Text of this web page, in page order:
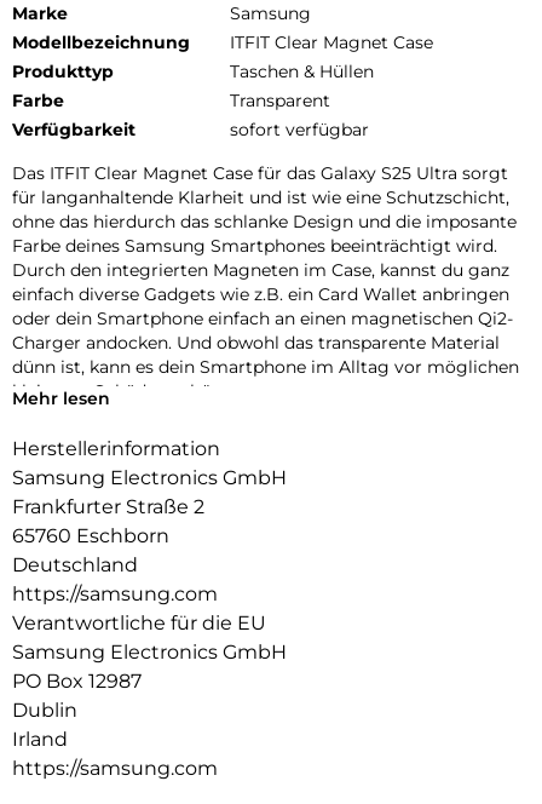
Marke
Samsung
Modellbezeichnung
ITFIT Clear Magnet Case
Produkttyp
Taschen & Hüllen
Farbe
Transparent
Verfügbarkeit
sofort verfügbar
Das ITFIT Clear Magnet Case für das Galaxy S25 Ultra sorgt
für langanhaltende Klarheit und ist wie eine Schutzschicht,
ohne das hierdurch das schlanke Design und die imposante
Farbe deines Samsung Smartphones beeinträchtigt wird.
Durch den integrierten Magneten im Case, kannst du ganz
einfach diverse Gadgets wie z.B. ein Card Wallet anbringen
oder dein Smartphone einfach an einen magnetischen Qi2-
Charger andocken. Und obwohl das transparente Material
dünn ist, kann es dein Smartphone im Alltag vor möglichen
kleineren Schäden schützen.
Mehr lesen
Herstellerinformation
Samsung Electronics GmbH
Frankfurter Straße 2
65760 Eschborn
Deutschland
https://samsung.com
Verantwortliche für die EU
Samsung Electronics GmbH
PO Box 12987
Dublin
Irland
https://samsung.com